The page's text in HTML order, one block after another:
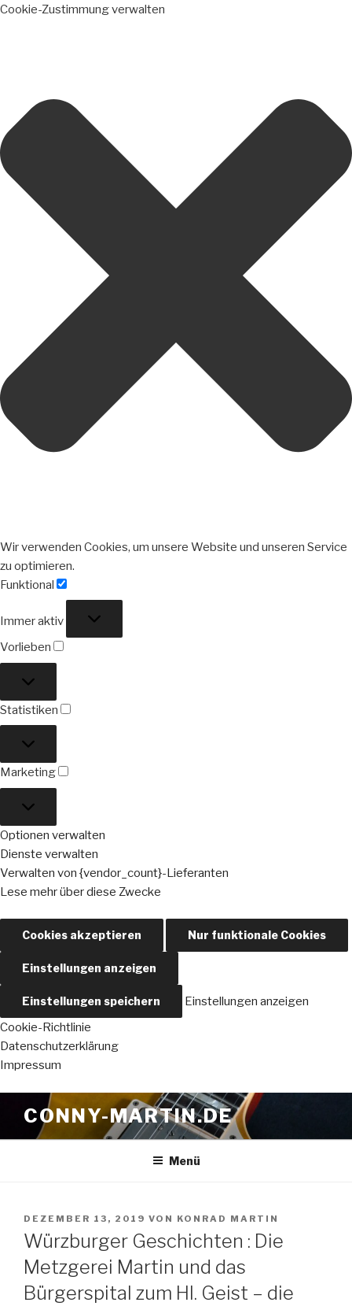
Cookie-Zustimmung verwalten
Wir verwenden Cookies, um unsere Website und unseren Service
zu optimieren.
Funktional
Immer aktiv
Vorlieben
Statistiken
Marketing
Optionen verwalten
Dienste verwalten
Verwalten von {vendor_count}-Lieferanten
Lese mehr über diese Zwecke
Cookies akzeptieren Nur funktionale Cookies
Einstellungen anzeigen
Einstellungen speichern
Einstellungen anzeigen
Cookie-Richtlinie
Datenschutzerklärung
Impressum
Inhalt
springen
CONNY-MARTIN.DE
Menü
VERÖFFENTLICHT
AM
DEZEMBER 13, 2019 VON KONRAD MARTIN
Würzburger Geschichten : Die
Metzgerei Martin und das
Bürgerspital zum Hl. Geist – die